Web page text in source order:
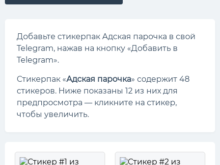
Добавьте стикерпак Адская парочка в свой
Telegram, нажав на кнопку «Добавить в
Telegram».
Стикерпак «Адская парочка» содержит 48
стикеров. Ниже показаны 12 из них для
предпросмотра — кликните на стикер,
чтобы увеличить.